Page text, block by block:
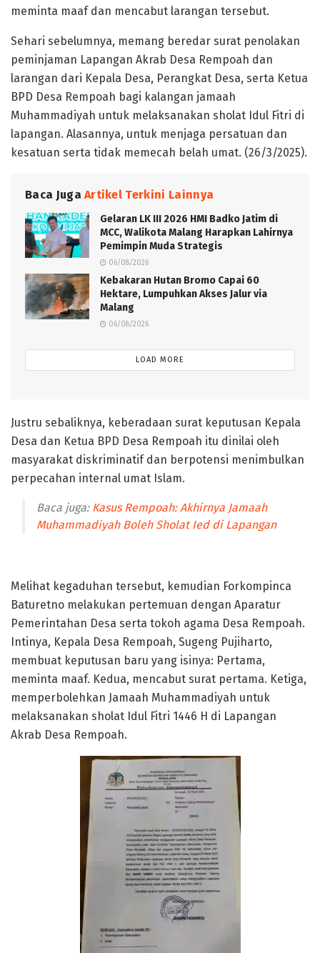
meminta maaf dan mencabut larangan tersebut.
Sehari sebelumnya, memang beredar surat penolakan
peminjaman Lapangan Akrab Desa Rempoah dan
larangan dari Kepala Desa, Perangkat Desa, serta Ketua
BPD Desa Rempoah bagi kalangan jamaah
Muhammadiyah untuk melaksanakan sholat Idul Fitri di
lapangan. Alasannya, untuk menjaga persatuan dan
kesatuan serta tidak memecah belah umat. (26/3/2025).
Baca Juga Artikel Terkini Lainnya
Gelaran LK III 2026 HMI Badko Jatim di
MCC, Walikota Malang Harapkan Lahirnya
Pemimpin Muda Strategis
06/08/2026
Kebakaran Hutan Bromo Capai 60
Hektare, Lumpuhkan Akses Jalur via
Malang
06/08/2026
LOAD MORE
Justru sebaliknya, keberadaan surat keputusan Kepala
Desa dan Ketua BPD Desa Rempoah itu dinilai oleh
masyarakat diskriminatif dan berpotensi menimbulkan
perpecahan internal umat Islam.
Baca juga: Kasus Rempoah: Akhirnya Jamaah
Muhammadiyah Boleh Sholat Ied di Lapangan
Melihat kegaduhan tersebut, kemudian Forkompinca
Baturetno melakukan pertemuan dengan Aparatur
Pemerintahan Desa serta tokoh agama Desa Rempoah.
Intinya, Kepala Desa Rempoah, Sugeng Pujiharto,
membuat keputusan baru yang isinya: Pertama,
meminta maaf. Kedua, mencabut surat pertama. Ketiga,
memperbolehkan Jamaah Muhammadiyah untuk
melaksanakan sholat Idul Fitri 1446 H di Lapangan
Akrab Desa Rempoah.